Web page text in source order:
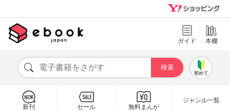
ガイド 本棚
初めて
新刊 セール 無料まんが
ジャンル一覧